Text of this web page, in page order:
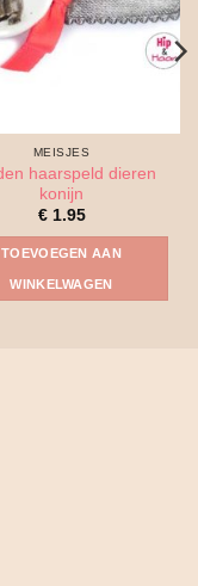
MEISJES
haarspeld dieren
konijn
€1.95
TOEVOEGEN AAN
WINKELWAGEN